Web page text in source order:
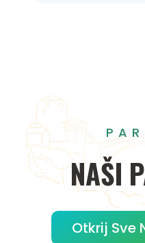
NAŠI
Otkrij Sve